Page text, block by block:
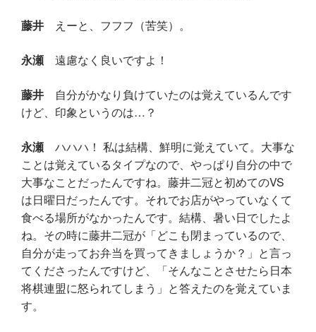
藤井 えーと、フフフ（苦笑）。
永瀬 遠慮なく良いですよ！
藤井 自分がかなり負けていたのは覚えているんです
けど、印象というのは…？
永瀬 ハハハ！ 私は結構、鮮明に覚えていて。大事な
ことは覚えているタイプなので、やっぱり自分の中で
大事なことだったんですね。藤井二冠と初めてのVS
は日曜日だったんです。それでお店がやっていなくて
食べる場所がなかったんです。結構、暑い日でしたよ
ね。その時に藤井二冠が「どこも閉まっているので、
自分が走ってお弁当を買ってきましょうか？」と言っ
てくださったんですけど、「そんなことさせたら日本
将棋連盟に怒られてしまう」と答えたのを覚えていま
す。